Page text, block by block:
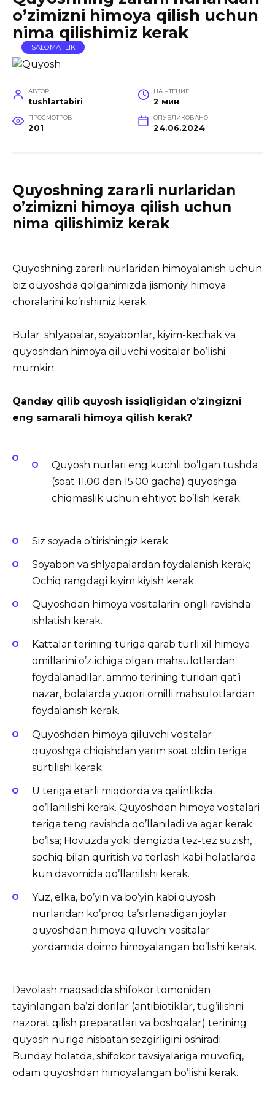
o’zimizni himoya qilish uchun
nima qilishimiz kerak
SALOMATLIK
АВТОР
tushlartabiri
НА ЧТЕНИЕ
2 мин
ПРОСМОТРОВ
201
ОПУБЛИКОВАНО
24.06.2024
Quyoshning zararli nurlaridan
o’zimizni himoya qilish uchun
nima qilishimiz kerak
Quyoshning zararli nurlaridan himoyalanish uchun
biz quyoshda qolganimizda jismoniy himoya
choralarini ko’rishimiz kerak.
Bular: shlyapalar, soyabonlar, kiyim-kechak va
quyoshdan himoya qiluvchi vositalar bo’lishi
mumkin.
Qanday qilib quyosh issiqligidan o’zingizni
eng samarali himoya qilish kerak?
Quyosh nurlari eng kuchli bo’lgan tushda
(soat 11.00 dan 15.00 gacha) quyoshga
chiqmaslik uchun ehtiyot bo’lish kerak.
Siz soyada o’tirishingiz kerak.
Soyabon va shlyapalardan foydalanish kerak;
Ochiq rangdagi kiyim kiyish kerak.
Quyoshdan himoya vositalarini ongli ravishda
ishlatish kerak.
Kattalar terining turiga qarab turli xil himoya
omillarini o’z ichiga olgan mahsulotlardan
foydalanadilar, ammo terining turidan qat’i
nazar, bolalarda yuqori omilli mahsulotlardan
foydalanish kerak.
Quyoshdan himoya qiluvchi vositalar
quyoshga chiqishdan yarim soat oldin teriga
surtilishi kerak.
U teriga etarli miqdorda va qalinlikda
qo’llanilishi kerak. Quyoshdan himoya vositalari
teriga teng ravishda qo’llaniladi va agar kerak
bo’lsa; Hovuzda yoki dengizda tez-tez suzish,
sochiq bilan quritish va terlash kabi holatlarda
kun davomida qo’llanilishi kerak.
Yuz, elka, bo’yin va bo’yin kabi quyosh
nurlaridan ko’proq ta’sirlanadigan joylar
quyoshdan himoya qiluvchi vositalar
yordamida doimo himoyalangan bo’lishi kerak.
Davolash maqsadida shifokor tomonidan
tayinlangan ba’zi dorilar (antibiotiklar, tug’ilishni
nazorat qilish preparatlari va boshqalar) terining
quyosh nuriga nisbatan sezgirligini oshiradi.
Bunday holatda, shifokor tavsiyalariga muvofiq,
odam quyoshdan himoyalangan bo’lishi kerak.